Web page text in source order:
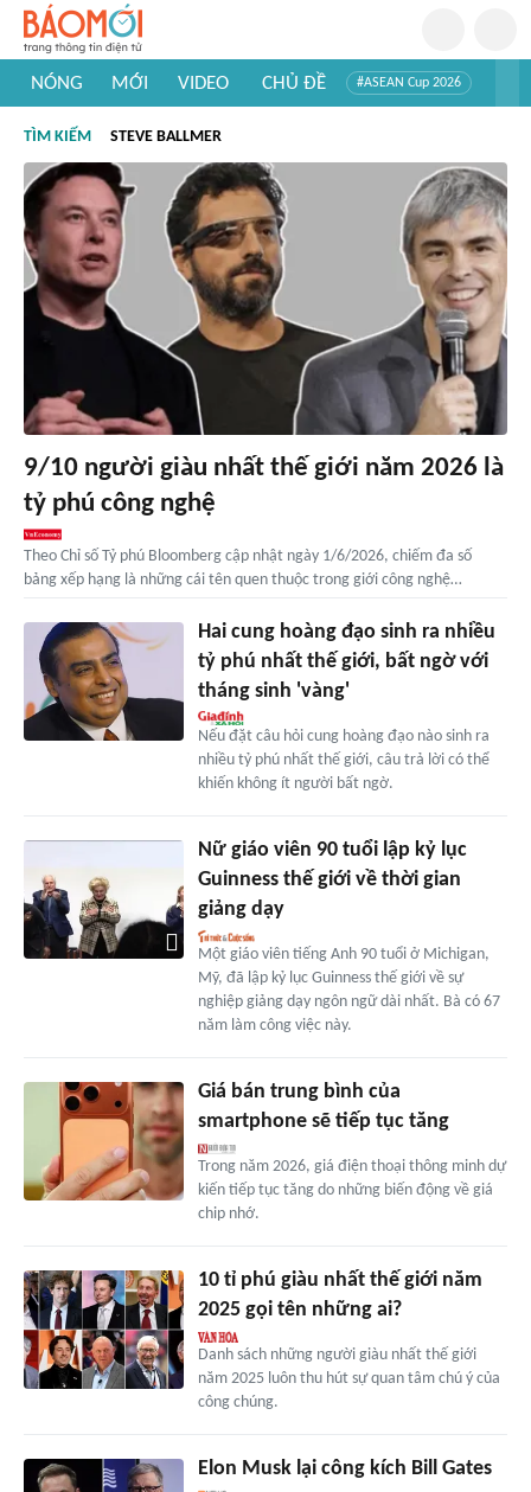
NÓNG MỚI VIDEO CHỦ ĐỀ #ASEAN Cup 2026
#Khám phá thế giới
TÌM KIẾM STEVE BALLMER
9/10 người giàu nhất thế giới năm 2026 là
tỷ phú công nghệ
Theo Chỉ số Tỷ phú Bloomberg cập nhật ngày 1/6/2026, chiếm đa số
bảng xếp hạng là những cái tên quen thuộc trong giới công nghệ…
Hai cung hoàng đạo sinh ra nhiều
tỷ phú nhất thế giới, bất ngờ với
tháng sinh 'vàng'
Nếu đặt câu hỏi cung hoàng đạo nào sinh ra
nhiều tỷ phú nhất thế giới, câu trả lời có thể
khiến không ít người bất ngờ.
Nữ giáo viên 90 tuổi lập kỷ lục
Guinness thế giới về thời gian
giảng dạy
Một giáo viên tiếng Anh 90 tuổi ở Michigan,
Mỹ, đã lập kỷ lục Guinness thế giới về sự
nghiệp giảng dạy ngôn ngữ dài nhất. Bà có 67
năm làm công việc này.
Giá bán trung bình của
smartphone sẽ tiếp tục tăng
Trong năm 2026, giá điện thoại thông minh dự
kiến tiếp tục tăng do những biến động về giá
chip nhớ.
10 tỉ phú giàu nhất thế giới năm
2025 gọi tên những ai?
Danh sách những người giàu nhất thế giới
năm 2025 luôn thu hút sự quan tâm chú ý của
công chúng.
Elon Musk lại công kích Bill Gates